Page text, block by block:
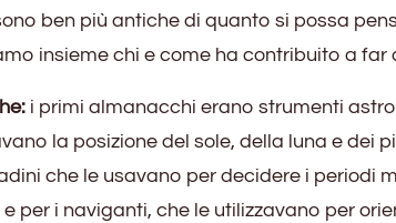
ben più antiche di quanto si possa
insieme chi e come ha contribuito a far
i primi almanacchi erano strumenti
la posizione del sole, della luna e dei
che le usavano per decidere i periodi
per i naviganti, che le utilizzavano per